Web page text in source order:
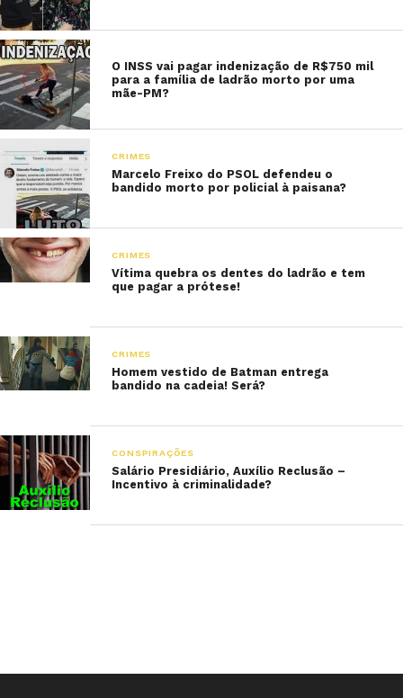
O INSS vai pagar indenização de R$750 mil
para a família de ladrão morto por uma
mãe-PM?
CRIMES
Marcelo Freixo do PSOL defendeu o
bandido morto por policial à paisana?
CRIMES
Vítima quebra os dentes do ladrão e tem
que pagar a prótese!
CRIMES
Homem vestido de Batman entrega
bandido na cadeia! Será?
CONSPIRAÇÕES
Salário Presidiário, Auxílio Reclusão –
Incentivo à criminalidade?